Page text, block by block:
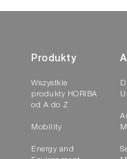
Produkty
Wszystkie
produkty HORIBA
od A do Z
Mobility
Energy and